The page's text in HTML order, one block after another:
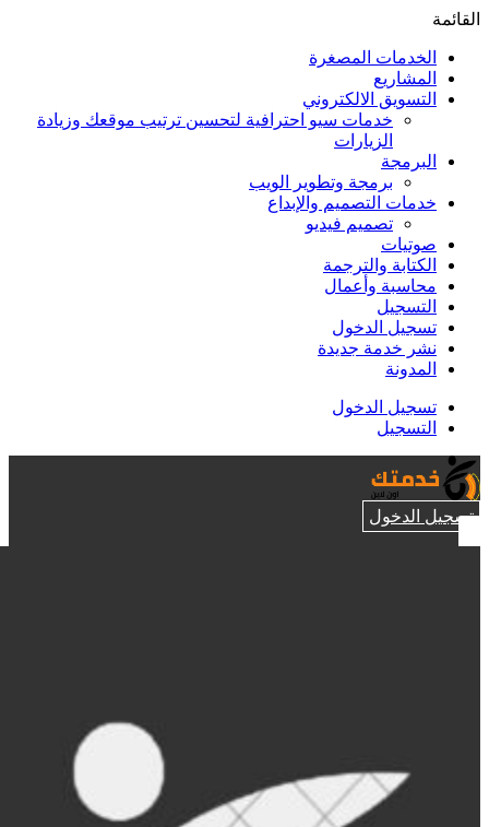
القائمة
الخدمات المصغرة
المشاريع
التسويق الالكتروني
خدمات سيو احترافية لتحسين ترتيب موقعك وزيادة
الزيارات
البرمجة
برمجة وتطوير الويب
خدمات التصميم والإبداع
تصميم فيديو
صوتيات
الكتابة والترجمة
محاسبة وأعمال
التسجيل
تسجيل الدخول
نشر خدمة جديدة
المدونة
تسجيل الدخول
التسجيل
تسجيل الدخول